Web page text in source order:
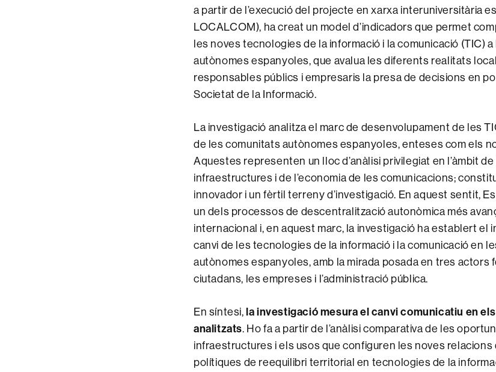
a partir de l’execució del projecte en xarxa interuniversitària
LOCALCOM), ha creat un model d’indicadors que permet
les noves tecnologies de la informació i la comunicació (TIC)
autònomes espanyoles, que avalua les diferents realitats
responsables públics i empresaris la presa de decisions en
Societat de la Informació.
La investigació analitza el marc de desenvolupament de les
de les comunitats autònomes espanyoles, enteses com els
Aquestes representen un lloc d’anàlisi privilegiat en l’àmbit
infraestructures i de l’economia de les comunicacions;
innovador i un fèrtil terreny d’investigació. En aquest sentit,
un dels processos de descentralització autonòmica més
internacional i, en aquest marc, la investigació ha establert el
canvi de les tecnologies de la informació i la comunicació en
autònomes espanyoles, amb la mirada posada en tres actors
ciutadans, les empreses i l’administració pública.
En síntesi, la investigació mesura el canvi comunicatiu en
analitzats. Ho fa a partir de l’anàlisi comparativa de les
infraestructures i els usos que configuren les noves relacions
polítiques de reequilibri territorial en tecnologies de la